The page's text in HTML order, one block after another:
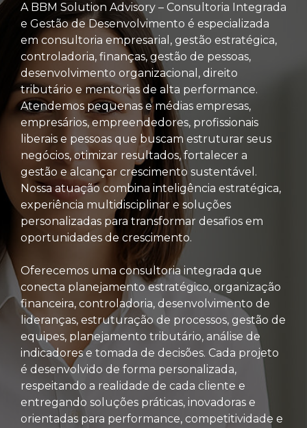
A BBM Solution Advisory – Consultoria Integrada
e Gestão de Desenvolvimento é especializada
em consultoria empresarial, gestão estratégica,
controladoria, finanças, gestão de pessoas,
desenvolvimento organizacional, direito
tributário e mentorias de alta performance.
Atendemos pequenas e médias empresas,
empresários, empreendedores, profissionais
liberais e pessoas que buscam estruturar seus
negócios, otimizar resultados, fortalecer a
gestão e alcançar crescimento sustentável.
Nossa atuação combina inteligência estratégica,
experiência multidisciplinar e soluções
personalizadas para transformar desafios em
oportunidades de crescimento.
Oferecemos uma consultoria integrada que
conecta planejamento estratégico, organização
financeira, controladoria, desenvolvimento de
lideranças, estruturação de processos, gestão de
equipes, planejamento tributário, análise de
indicadores e tomada de decisões. Cada projeto
é desenvolvido de forma personalizada,
respeitando a realidade de cada cliente e
entregando soluções práticas, inovadoras e
orientadas para performance, competitividade e